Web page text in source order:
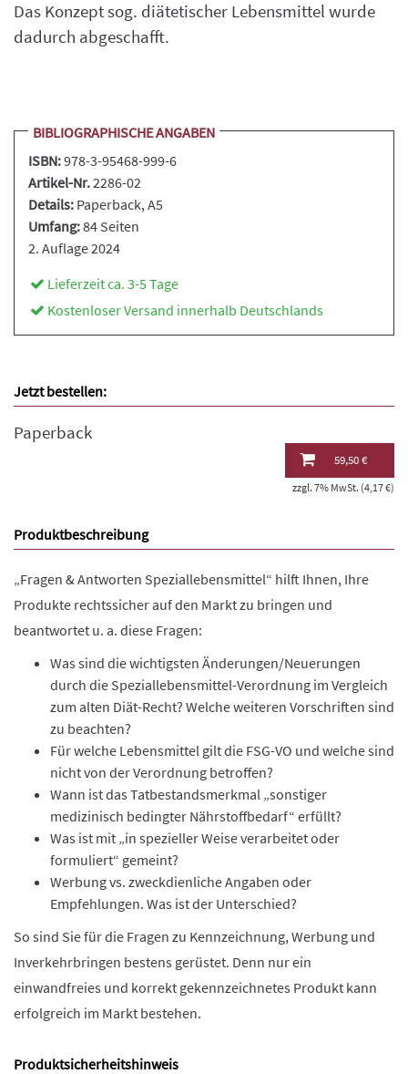
Das Konzept sog. diätetischer Lebensmittel wurde
dadurch abgeschafft.
BIBLIOGRAPHISCHE ANGABEN
ISBN:978-3-95468-999-6
Artikel-Nr.2286-02
Details: Paperback, A5
Umfang:84 Seiten
2. Auflage 2024
Lieferzeit ca. 3-5 Tage
Kostenloser Versand innerhalb Deutschlands
Jetzt bestellen:
Paperback
59,50 €
zzgl. 7% MwSt. (4,17 €)
Produktbeschreibung
„Fragen & Antworten Speziallebensmittel“ hilft Ihnen, Ihre
Produkte rechtssicher auf den Markt zu bringen und
beantwortet u. a. diese Fragen:
Was sind die wichtigsten Änderungen/Neuerungen
durch die Speziallebensmittel-Verordnung im Vergleich
zum alten Diät-Recht? Welche weiteren Vorschriften sind
zu beachten?
Für welche Lebensmittel gilt die FSG-VO und welche sind
nicht von der Verordnung betroffen?
Wann ist das Tatbestandsmerkmal „sonstiger
medizinisch bedingter Nährstoffbedarf“ erfüllt?
Was ist mit „in spezieller Weise verarbeitet oder
formuliert“ gemeint?
Werbung vs. zweckdienliche Angaben oder
Empfehlungen. Was ist der Unterschied?
So sind Sie für die Fragen zu Kennzeichnung, Werbung und
Inverkehrbringen bestens gerüstet. Denn nur ein
einwandfreies und korrekt gekennzeichnetes Produkt kann
erfolgreich im Markt bestehen.
Produktsicherheitshinweis